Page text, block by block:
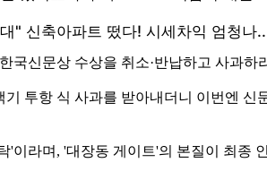
신문상 수상을 취소·반납하고 사과
투항 식 사과를 받아내더니 이번엔
라며, '대장동 게이트'의 본질이 최종